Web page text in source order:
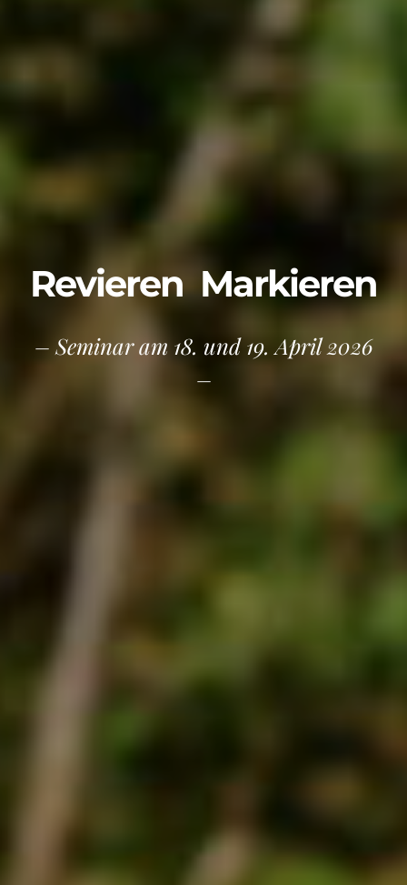
Revieren Markieren
– Seminar am 18. und 19. April 2026
–